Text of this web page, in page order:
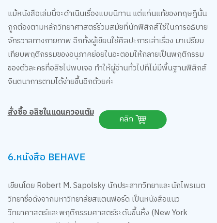
แม้หนังสือเล่มนี้จะดำเนินเรื่องแบบนิทาน แต่แก่นแท้ของทฤษฎีนั้น
ถูกต้องตามหลักวิทยาศาสตร์ร่วมสมัยที่นักฟิสิกส์ใช้ในการอธิบาย
จักรวาลทางกายภาพ อีกทั้งผู้เขียนใช้ศิลปะการเล่าเรื่อง มาเปรียบ
เทียบพฤติกรรมของอนุภาคย่อยในอะตอมให้กลายเป็นพฤติกรรม
ของตัวละครที่อลิซไปพบเจอ ทำให้ผู้อ่านทั่วไปที่ไม่มีพื้นฐานฟิสิกส์
จินตนาการตามได้ง่ายขึ้นอีกด้วยค่ะ
สั่งซื้อ อลิซในแดนควอนตัม
คลิก
6.หนังสือ BEHAVE